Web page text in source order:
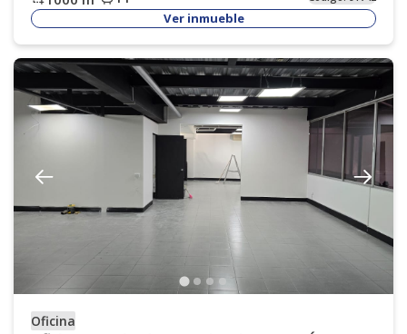
Ver inmueble
Oficina